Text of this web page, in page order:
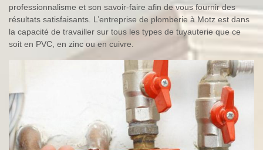
professionnalisme et son savoir-faire afin de vous fournir des
résultats satisfaisants. L’entreprise de plomberie à Motz est dans
la capacité de travailler sur tous les types de tuyauterie que ce
soit en PVC, en zinc ou en cuivre.